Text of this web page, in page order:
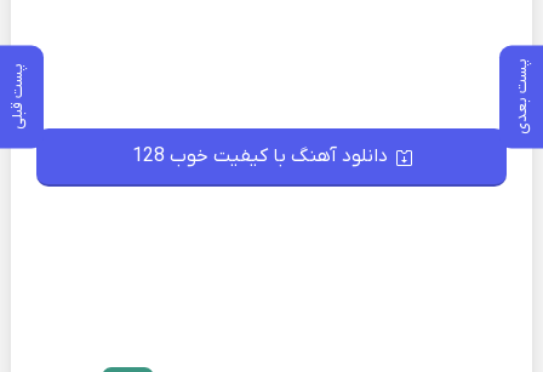
پست بعدی پست قبلی
دانلود آهنگ با کیفیت خوب 128